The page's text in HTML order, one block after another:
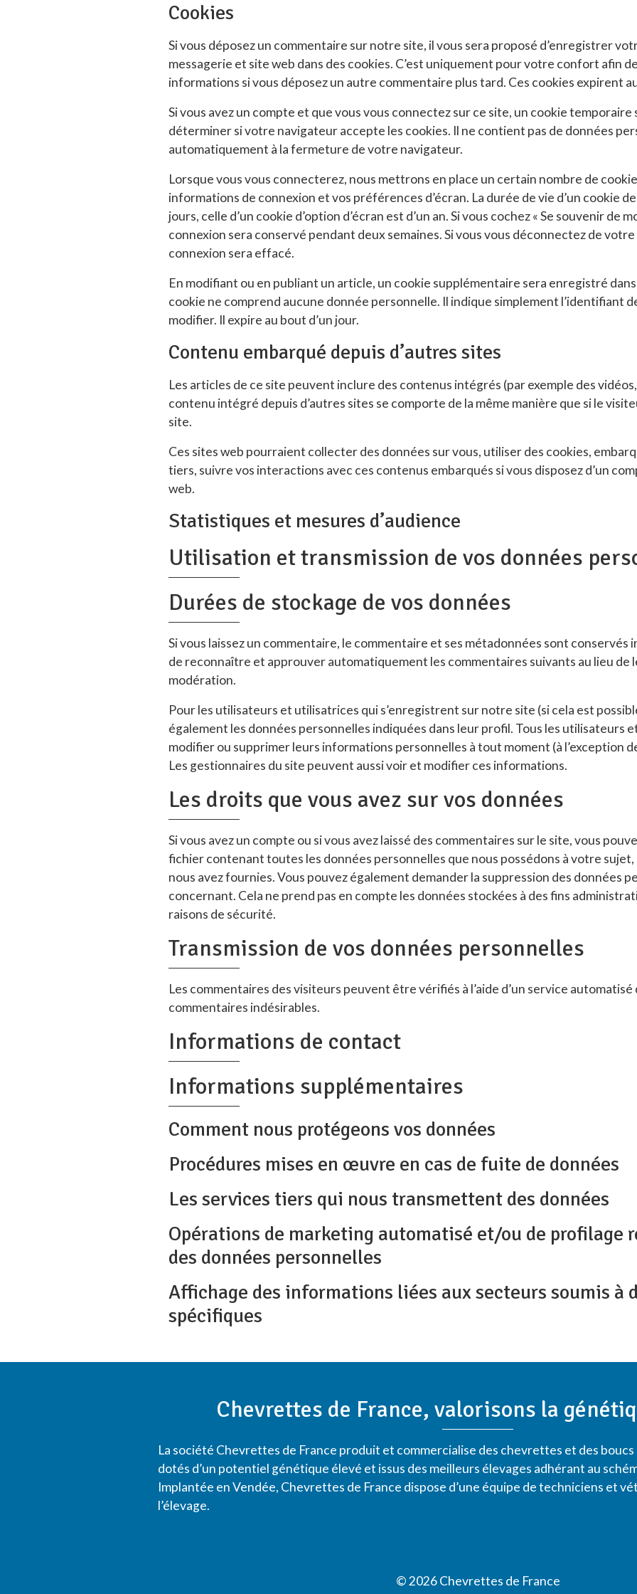
Cookies
Si vous déposez un commentaire sur notre site, il vous sera proposé d’enregistrer
messagerie et site web dans des cookies. C’est uniquement pour votre confort afin
informations si vous déposez un autre commentaire plus tard. Ces cookies expirent
Si vous avez un compte et que vous vous connectez sur ce site, un cookie temporaire
déterminer si votre navigateur accepte les cookies. Il ne contient pas de données
automatiquement à la fermeture de votre navigateur.
Lorsque vous vous connecterez, nous mettrons en place un certain nombre de
informations de connexion et vos préférences d’écran. La durée de vie d’un cookie
jours, celle d’un cookie d’option d’écran est d’un an. Si vous cochez « Se souvenir de
connexion sera conservé pendant deux semaines. Si vous vous déconnectez de
connexion sera effacé.
En modifiant ou en publiant un article, un cookie supplémentaire sera enregistré
cookie ne comprend aucune donnée personnelle. Il indique simplement l’identifiant
modifier. Il expire au bout d’un jour.
Contenu embarqué depuis d’autres sites
Les articles de ce site peuvent inclure des contenus intégrés (par exemple des
contenu intégré depuis d’autres sites se comporte de la même manière que si le
site.
Ces sites web pourraient collecter des données sur vous, utiliser des cookies,
tiers, suivre vos interactions avec ces contenus embarqués si vous disposez d’un
web.
Statistiques et mesures d’audience
Utilisation et transmission de vos données
Durées de stockage de vos données
Si vous laissez un commentaire, le commentaire et ses métadonnées sont conservés
de reconnaître et approuver automatiquement les commentaires suivants au lieu de
modération.
Pour les utilisateurs et utilisatrices qui s’enregistrent sur notre site (si cela est
également les données personnelles indiquées dans leur profil. Tous les utilisateurs
modifier ou supprimer leurs informations personnelles à tout moment (à l’exception
Les gestionnaires du site peuvent aussi voir et modifier ces informations.
Les droits que vous avez sur vos données
Si vous avez un compte ou si vous avez laissé des commentaires sur le site, vous
fichier contenant toutes les données personnelles que nous possédons à votre
nous avez fournies. Vous pouvez également demander la suppression des données
concernant. Cela ne prend pas en compte les données stockées à des fins
raisons de sécurité.
Transmission de vos données personnelles
Les commentaires des visiteurs peuvent être vérifiés à l’aide d’un service
commentaires indésirables.
Informations de contact
Informations supplémentaires
Comment nous protégeons vos données
Procédures mises en œuvre en cas de fuite de données
Les services tiers qui nous transmettent des données
Opérations de marketing automatisé et/ou de profilage
des données personnelles
Affichage des informations liées aux secteurs soumis à
spécifiques
Chevrettes de France, valorisons la
La société Chevrettes de France produit et commercialise des chevrettes et des boucs
dotés d’un potentiel génétique élevé et issus des meilleurs élevages adhérant au
Implantée en Vendée, Chevrettes de France dispose d’une équipe de techniciens et
l’élevage.
© 2026 Chevrettes de France